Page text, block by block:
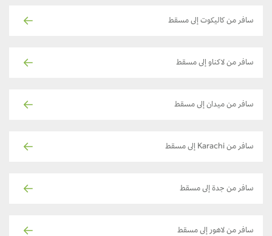
سافر من كاليكوت إلى مسقط
سافر من لاكناو إلى مسقط
سافر من ميدان إلى مسقط
سافر من Karachi إلى مسقط
سافر من جدة إلى مسقط
سافر من لاهور إلى مسقط